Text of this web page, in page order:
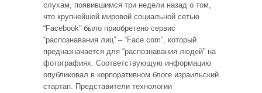
слухам, появившимся три недели назад о том,
что крупнейшей мировой социальной сетью
“Facebook” было приобретено сервис
“распознавания лиц” – “Face.com”, который
предназначается для “распознавания людей” на
фотографиях. Соответствующую информацию
опубликовал в корпоративном блоге израильский
стартап. Представители технологии